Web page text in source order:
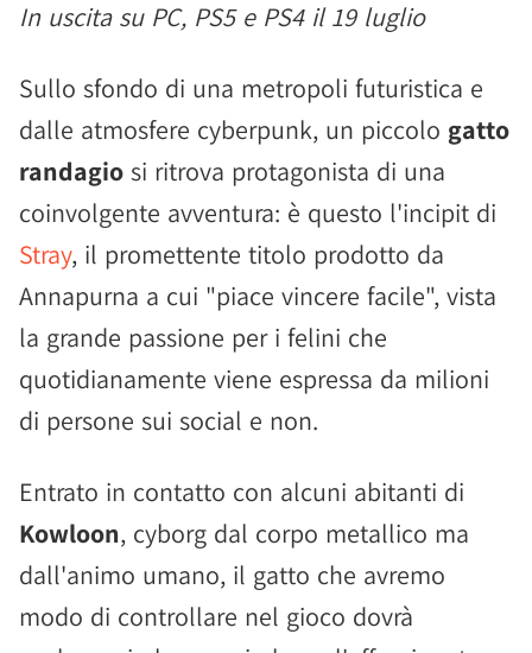
In uscita su PC, PS5 e PS4 il 19 luglio
Sullo sfondo di una metropoli futuristica e
dalle atmosfere cyberpunk, un piccolo gatto
randagio si ritrova protagonista di una
coinvolgente avventura: è questo l'incipit di
Stray, il promettente titolo prodotto da
Annapurna a cui "piace vincere facile", vista
la grande passione per i felini che
quotidianamente viene espressa da milioni
di persone sui social e non.
Entrato in contatto con alcuni abitanti di
Kowloon, cyborg dal corpo metallico ma
dall'animo umano, il gatto che avremo
modo di controllare nel gioco dovrà